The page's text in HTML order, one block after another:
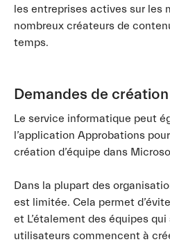
les entreprises actives sur les
nombreux créateurs de
temps.
Demandes de création
Le service informatique peut
l’application Approbations
création d’équipe dans
Dans la plupart des
est limitée. Cela permet
et L’étalement des équipes
utilisateurs commencent à